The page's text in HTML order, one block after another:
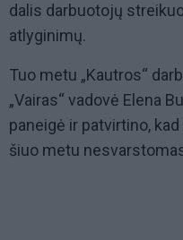
dalis darbuotojų
atlyginimų.
Tuo metu „Kautros“
„Vairas“ vadovė Elena
paneigė ir patvirtino,
šiuo metu